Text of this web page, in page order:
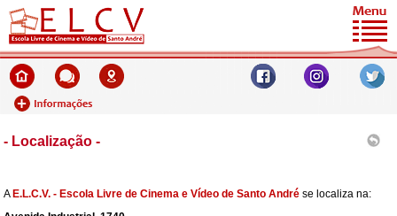
- Localização -
A E.L.C.V. - Escola Livre de Cinema e Vídeo de Santo André se localiza na: